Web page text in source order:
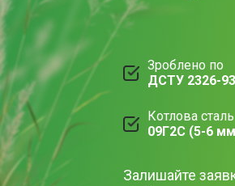
Зроблено по
ДСТУ 2326-93
Котлова сталь
09Г2С (5-6
Залишайте